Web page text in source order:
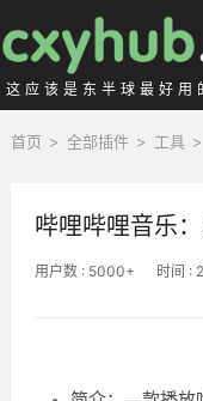
这应该是东半球最好
首页 > 全部插件 > 工具 >
哔哩哔哩音乐
用户数 : 5000+ 时间 :